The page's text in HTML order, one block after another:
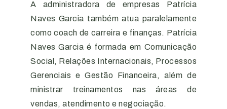
A administradora de empresas Patrícia
Naves Garcia também atua paralelamente
como coach de carreira e finanças. Patrícia
Naves Garcia é formada em Comunicação
Social, Relações Internacionais, Processos
Gerenciais e Gestão Financeira, além de
ministrar treinamentos nas áreas de
vendas, atendimento e negociação.